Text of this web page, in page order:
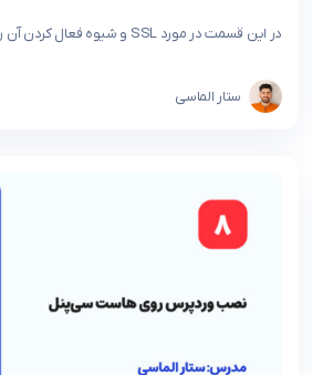
در این قسمت در مورد SSL و شیوه فعال کردن آن روی هاست صحبت می‌کنیم.
ستار الماسی